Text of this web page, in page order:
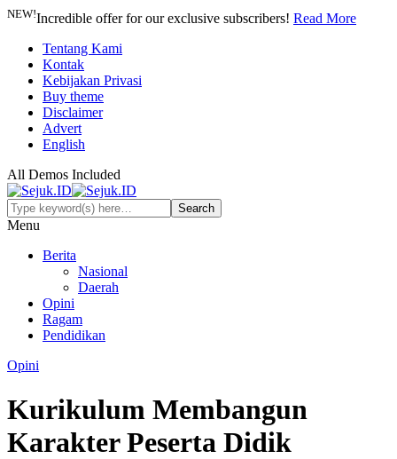
NEW!Incredible offer for our exclusive subscribers! Read More
Tentang Kami
Kontak
Kebijakan Privasi
Buy theme
Disclaimer
Advert
English
All Demos Included
Menu
Berita
Nasional
Daerah
Opini
Ragam
Pendidikan
Opini
Kurikulum Membangun
Karakter Peserta Didik